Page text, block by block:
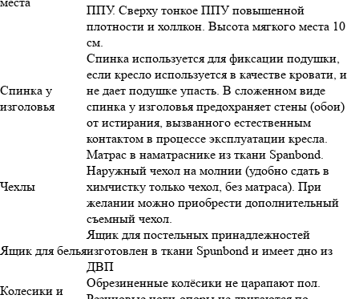
ППУ. Сверху тонкое ППУ повышенной
плотности и холлкон. Высота мягкого места 10
см.
Спинка у
изголовья
Спинка используется для фиксации подушки,
если кресло используется в качестве кровати, и
не дает подушке упасть. В сложенном виде
спинка у изголовья предохраняет стены (обои)
от истирания, вызванного естественным
контактом в процессе эксплуатации кресла.
Чехлы
Матрас в наматраснике из ткани Spanbond.
Наружный чехол на молнии (удобно сдать в
химчистку только чехол, без матраса). При
желании можно приобрести дополнительный
съемный чехол.
Ящик для белья
Ящик для постельных принадлежностей
изготовлен в ткани Spunbond и имеет дно из
ДВП
Колесики и
Обрезиненные колёсики не царапают пол.